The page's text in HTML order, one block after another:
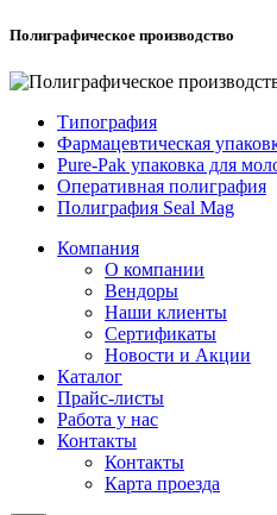
Полиграфическое производство
Типография
Фармацевтическая
Pure-Pak упаковка для
Оперативная полиграфия
Полиграфия Seal Mag
Компания
О компании
Вендоры
Наши клиенты
Сертификаты
Новости и Акции
Каталог
Прайс-листы
Работа у нас
Контакты
Контакты
Карта проезда